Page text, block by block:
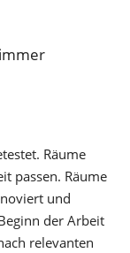
Räume
passen. Räume
und
der Arbeit
relevanten